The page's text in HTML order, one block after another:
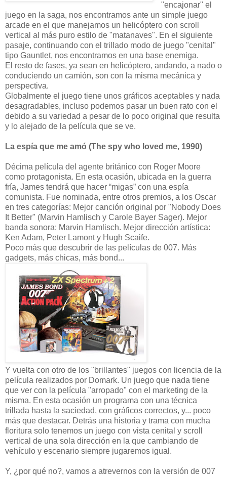
"encajonar" el
juego en la saga, nos encontramos ante un simple juego
arcade en el que manejamos un helicóptero con scroll
vertical al más puro estilo de "matanaves". En el siguiente
pasaje, continuando con el trillado modo de juego "cenital"
tipo Gauntlet, nos encontramos en una base enemiga.
El resto de fases, ya sean en helicóptero, andando, a nado o
conduciendo un camión, son con la misma mecánica y
perspectiva.
Globalmente el juego tiene unos gráficos aceptables y nada
desagradables, incluso podemos pasar un buen rato con el
debido a su variedad a pesar de lo poco original que resulta
y lo alejado de la película que se ve.
La espía que me amó (The spy who loved me, 1990)
Décima película del agente británico con Roger Moore
como protagonista. En esta ocasión, ubicada en la guerra
fría, James tendrá que hacer “migas” con una espía
comunista. Fue nominada, entre otros premios, a los Oscar
en tres categorías: Mejor canción original por "Nobody Does
It Better" (Marvin Hamlisch y Carole Bayer Sager). Mejor
banda sonora: Marvin Hamlisch. Mejor dirección artística:
Ken Adam, Peter Lamont y Hugh Scaife.
Poco más que descubrir de las películas de 007. Más
gadgets, más chicas, más bond...
Y vuelta con otro de los "brillantes" juegos con licencia de la
película realizados por Domark. Un juego que nada tiene
que ver con la película "arropado" con el marketing de la
misma. En esta ocasión un programa con una técnica
trillada hasta la saciedad, con gráficos correctos, y... poco
más que destacar. Detrás una historia y trama con mucha
floritura solo tenemos un juego con vista cenital y scroll
vertical de una sola dirección en la que cambiando de
vehículo y escenario siempre jugaremos igual.
Y, ¿por qué no?, vamos a atrevernos con la versión de 007